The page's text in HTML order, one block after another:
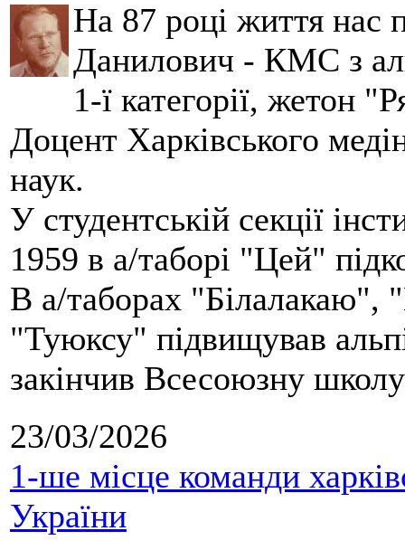
На 87 році життя нас
Данилович - КМС з
1-ї категорії, жетон
Доцент Харківського
наук.
У студентській секції
1959 в а/таборі "Цей"
В а/таборах "Білалакаю",
"Туюксу" підвищував
закінчив Всесоюзну
23/03/2026
1-ше місце команди
України